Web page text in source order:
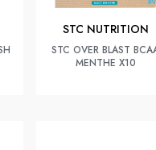
STC NUTRITION
STC OVER BLAST
MENTHE X10